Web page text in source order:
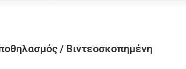
/ Βιντεοσκοπημένη